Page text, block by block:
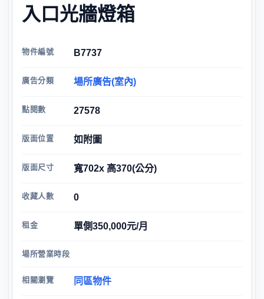
入口光牆燈箱
物件編號 B7737
廣告分類 場所廣告(室內)
點閱數 27578
版面位置 如附圖
版面尺寸 寬702x 高370(公分)
收藏人數 0
租金 單側350,000元/月
場所營業時段
相關瀏覽 同區物件